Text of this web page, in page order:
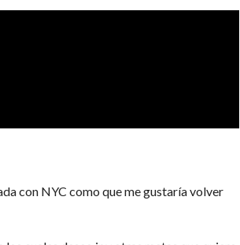
con NYC como que me gustaría volver